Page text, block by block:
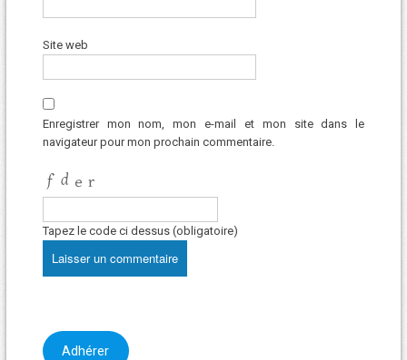
Site web
Enregistrer mon nom, mon e-mail et mon site dans le
navigateur pour mon prochain commentaire.
Tapez le code ci dessus (obligatoire)
Adhérer